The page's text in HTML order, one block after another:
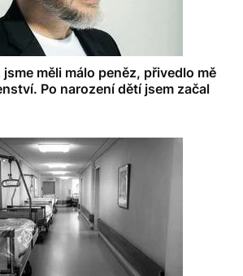
měli málo peněz, přivedlo mě
Po narození dětí jsem začal